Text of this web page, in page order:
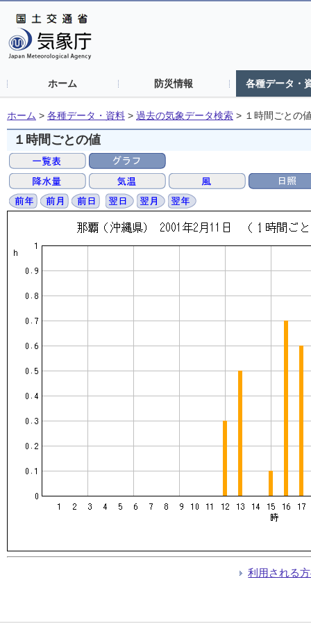
ホーム 防災情報 各種データ・
ホーム > 各種データ・資料 > 過去の気象データ検索 > １時間ごとの
１時間ごとの値
利用される